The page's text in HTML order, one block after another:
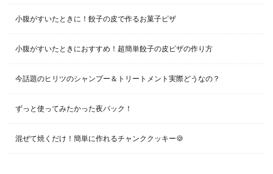
小腹がすいたときに！餃子の皮で作るお菓子ピザ
小腹がすいたときにおすすめ！超簡単餃子の皮ピザの作り方
今話題のヒリツのシャンプー＆トリートメント実際どうなの？
ずっと使ってみたかった夜パック！
混ぜて焼くだけ！簡単に作れるチャンククッキー🍪